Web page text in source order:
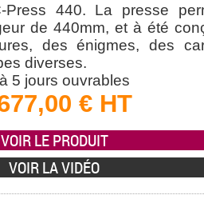
Press 440. La presse
de 440mm, et à été
des énigmes, des
diverses.
5 jours ouvrables
€ HT
VOIR LE PRODUIT
VOIR LA VIDÉO